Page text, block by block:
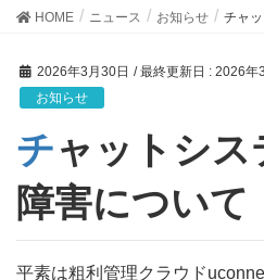
HOME ニュース お知らせ チャ
2026年3月30日 / 最終更新日 : 2026年
お知らせ
チャットシステムの接続
障害について
平素は粗利管理クラウド